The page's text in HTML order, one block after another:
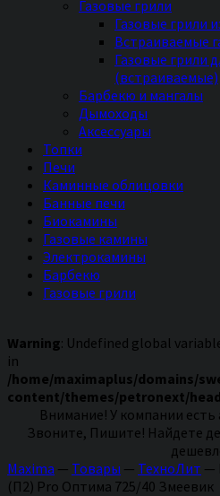
Газовые грили
Газовые грили
Встраиваемые
Газовые грили
(встраиваемые)
Барбекю и мангалы
Дымоходы
Аксессуары
Топки
Печи
Каминные облицовки
Банные печи
Биокамины
Газовые камины
Электрокамины
Барбекю
Газовые грили
Warning: Undefined global
in
/home/maximaplus/domains/
content/themes/petronext/
Внимание! У компании
Звоните, Пишите! Найдете
Maxima — Товары — ТехноЛит —
(П2) Pro Оптима 725/40 Змеевик